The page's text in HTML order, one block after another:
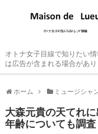
オトナ女子目線で知りたい
は広告が含まれる場合があり
ホーム ミュージシャ
大森元貴の天てれ
年齢についても調査